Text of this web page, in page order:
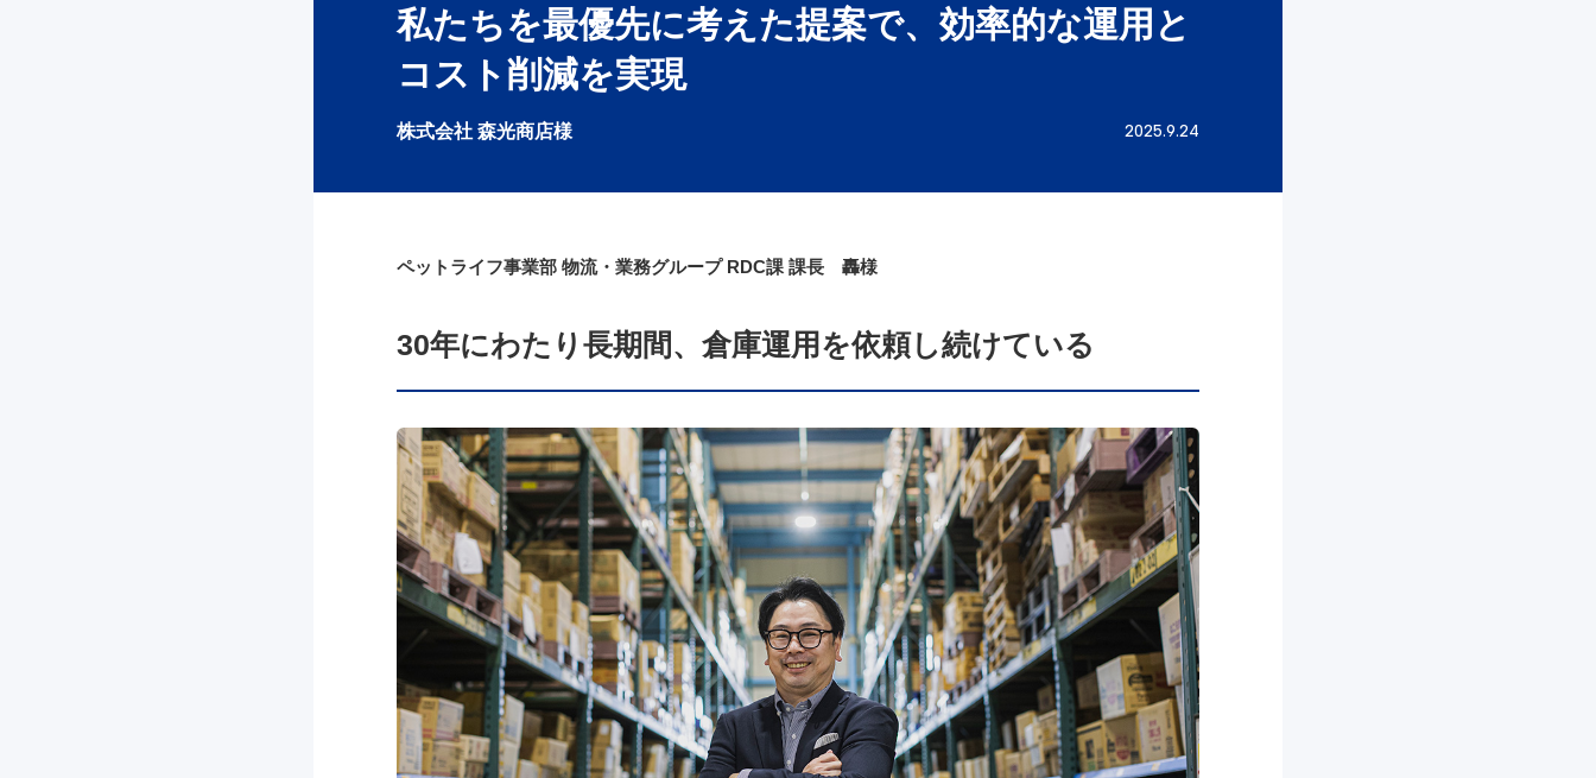
私たちを最優先に考えた提案で、効率的な運用と
コスト削減を実現
株式会社 森光商店様 2025.9.24
ペットライフ事業部 物流・業務グループ RDC課 課長 轟様
30年にわたり長期間、倉庫運用を依頼し続けている